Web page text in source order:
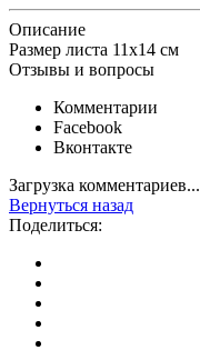
Описание
Размер листа 11х14 см
Отзывы и вопросы
Комментарии
Facebook
Вконтакте
Загрузка комментариев...
Вернуться назад
Поделиться: